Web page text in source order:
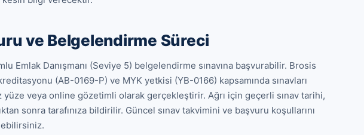
ve Belgelendirme Süreci
Emlak Danışmanı (Seviye 5) belgelendirme sınavına başvurabilir. Brosis
(AB-0169-P) ve MYK yetkisi (YB-0166) kapsamında sınavları
yüze veya online gözetimli olarak gerçekleştirir. Ağrı için geçerli sınav tarihi,
sonra tarafınıza bildirilir. Güncel sınav takvimini ve başvuru koşullarını